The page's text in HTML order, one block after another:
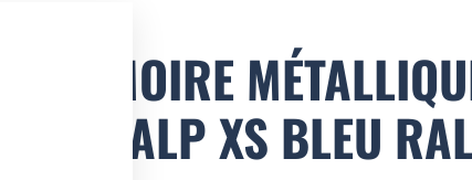
ARMOIRE
NOVALP XS BLEU